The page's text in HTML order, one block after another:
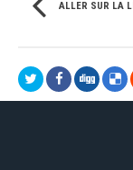
ALLER SUR LA